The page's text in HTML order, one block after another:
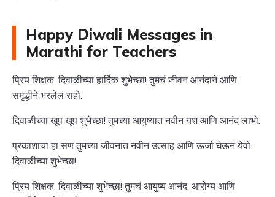
Happy Diwali Messages in
Marathi for Teachers
प्रिय शिक्षक, दिवाळीच्या हार्दिक शुभेच्छा! तुमचं जीवन आनंदाने आणि
समृद्धीने भरलेलं राहो.
दिवाळीच्या खूप खूप शुभेच्छा! तुमच्या आयुष्यात नवीन यश आणि आनंद लाभो.
प्रकाशाचा हा सण तुमच्या जीवनात नवीन उत्साह आणि ऊर्जा घेऊन येवो.
दिवाळीच्या शुभेच्छा!
प्रिय शिक्षक, दिवाळीच्या शुभेच्छा! तुमचं आयुष्य आनंद, आरोग्य आणि